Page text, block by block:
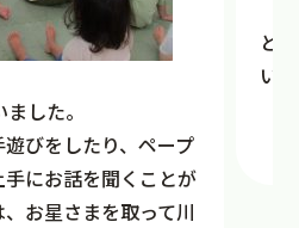
した。
びをしたり、ペープ
にお話を聞くことが
お星さまを取って川
と
い